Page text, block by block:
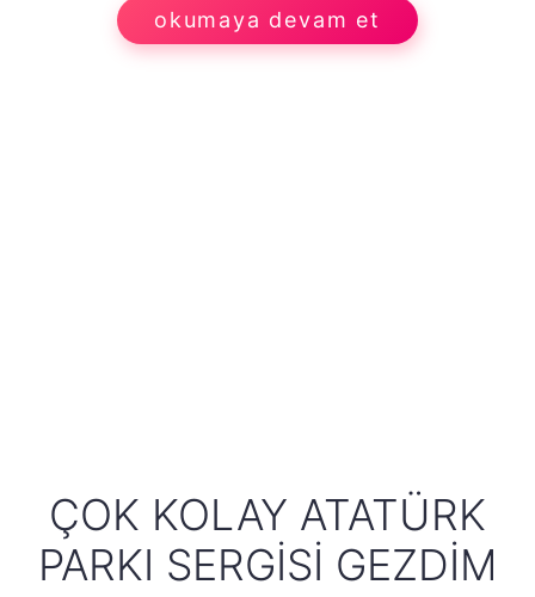
okumaya devam et
ÇOK KOLAY ATATÜRK
PARKI SERGISI GEZDIM